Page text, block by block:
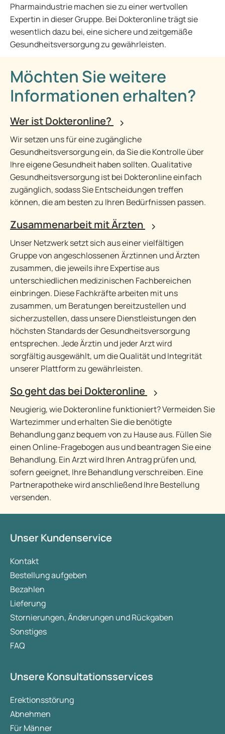
Pharmaindustrie machen sie zu einer wertvollen
Expertin in dieser Gruppe. Bei Dokteronline trägt sie
wesentlich dazu bei, eine sichere und zeitgemäße
Gesundheitsversorgung zu gewährleisten.
Möchten Sie weitere
Informationen erhalten?
Wer ist Dokteronline?
Wir setzen uns für eine zugängliche
Gesundheitsversorgung ein, da Sie die Kontrolle über
Ihre eigene Gesundheit haben sollten. Qualitative
Gesundheitsversorgung ist bei Dokteronline einfach
zugänglich, sodass Sie Entscheidungen treffen
können, die am besten zu Ihren Bedürfnissen passen.
Zusammenarbeit mit Ärzten
Unser Netzwerk setzt sich aus einer vielfältigen
Gruppe von angeschlossenen Ärztinnen und Ärzten
zusammen, die jeweils ihre Expertise aus
unterschiedlichen medizinischen Fachbereichen
einbringen. Diese Fachkräfte arbeiten mit uns
zusammen, um Beratungen bereitzustellen und
sicherzustellen, dass unsere Dienstleistungen den
höchsten Standards der Gesundheitsversorgung
entsprechen. Jede Ärztin und jeder Arzt wird
sorgfältig ausgewählt, um die Qualität und Integrität
unserer Plattform zu gewährleisten.
So geht das bei Dokteronline
Neugierig, wie Dokteronline funktioniert? Vermeiden Sie
Wartezimmer und erhalten Sie die benötigte
Behandlung ganz bequem von zu Hause aus. Füllen Sie
einen Online-Fragebogen aus und beantragen Sie eine
Behandlung. Ein Arzt wird Ihren Antrag prüfen und,
sofern geeignet, Ihre Behandlung verschreiben. Eine
Partnerapotheke wird anschließend Ihre Bestellung
versenden.
Unser Kundenservice
Kontakt
Bestellung aufgeben
Bezahlen
Lieferung
Stornierungen, Änderungen und Rückgaben
Sonstiges
FAQ
Unsere Konsultationsservices
Erektionsstörung
Abnehmen
Für Männer